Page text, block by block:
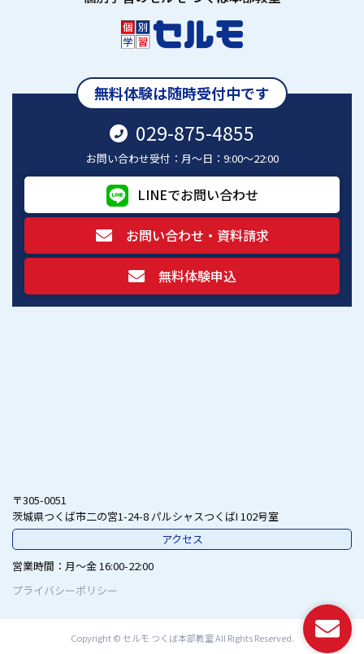
無料体験は随時受付中です
029-875-4855
お問い合わせ受付：月～日：9:00～22:00
LINEでお問い合わせ
お問い合わせ・資料請求
無料体験申込
〒305-0051
茨城県つくば市二の宮1-24-8 パルシャスつくばI 102号室
アクセス
営業時間
月～金 16:00-22:00
プライバシーポリシー
Copyright © セルモ つくば本部教室 All Rights Reserved.